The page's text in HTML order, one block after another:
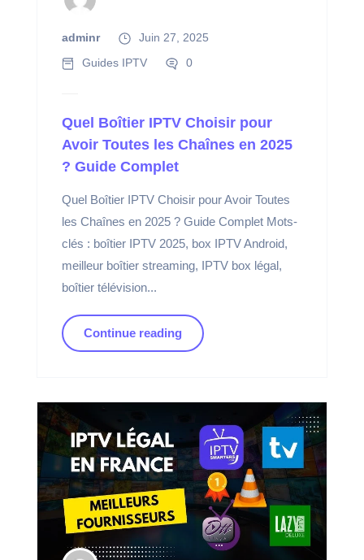
adminr
Juin 27, 2025
Guides IPTV
0
Quel Boîtier IPTV Choisir pour
Avoir Toutes les Chaînes en 2025
? Guide Complet
Quel Boîtier IPTV Choisir pour Avoir Toutes
les Chaînes en 2025 ? Guide Complet Mots-
clés : boîtier IPTV 2025, box IPTV Android,
meilleur boîtier streaming, IPTV box légal,
boîtier télévision...
Continue reading